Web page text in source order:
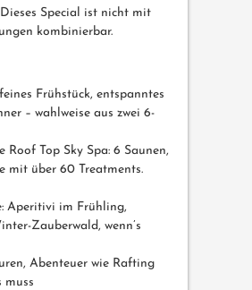
Special ist nicht mit
kombinierbar.
feines Frühstück, entspanntes
– wahlweise aus zwei 6-
Top Sky Spa: 6 Saunen,
mit über 60 Treatments.
Aperitivi im Frühling,
Zauberwald, wenn’s
Abenteuer wie Rafting
muss